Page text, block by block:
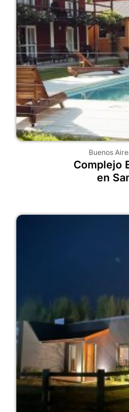
Buenos
Complejo
en